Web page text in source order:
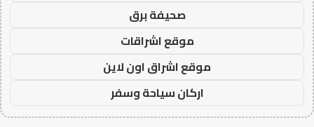
صحيفة برق
موقع اشراقات
موقع اشراق اون لاين
اركان سياحة وسفر